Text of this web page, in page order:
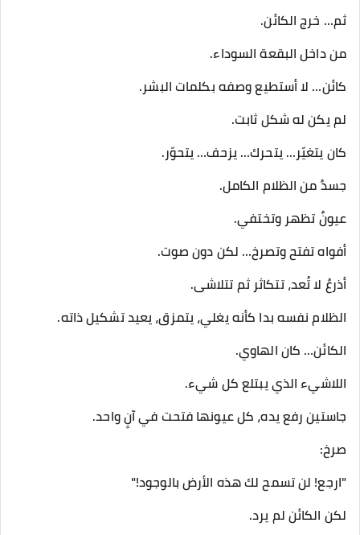
ثم… خرج الكائن.
من داخل البقعة السوداء.
كائن… لا أستطيع وصفه بكلمات البشر.
لم يكن له شكل ثابت.
كان يتغيّر… يتحرك… يزحف… يتحوّر.
جسدٌ من الظلام الكامل.
عيونٌ تظهر وتختفي.
أفواه تفتح وتصرخ… لكن دون صوت.
أذرعٌ لا تُعد، تتكاثر ثم تتلاشى.
الظلام نفسه بدا كأنه يغلي، يتمزق، يعيد تشكيل ذاته.
الكائن… كان الهاوي.
اللاشيء الذي يبتلع كل شيء.
جاستين رفع يده، كل عيونها فتحت في آنٍ واحد.
صرخ:
"ارجع! لن تسمح لك هذه الأرض بالوجود!"
لكن الكائن لم يرد.